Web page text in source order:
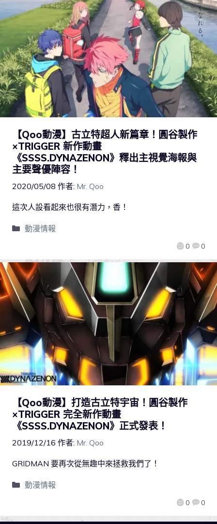
【Qoo動漫】古立特超人新篇章！圓谷製作
×TRIGGER 新作動畫
《SSSS.DYNAZENON》釋出主視覺海報與
主要聲優陣容！
2020/05/08 作者: Mr. Qoo
0 0
這次人設看起來也很有潛力，香！
動漫情報
【Qoo動漫】打造古立特宇宙！圓谷製作
×TRIGGER 完全新作動畫
《SSSS.DYNAZENON》正式發表！
2019/12/16 作者: Mr. Qoo
0 0
GRIDMAN 要再次從無趣中來拯救我們了！
動漫情報